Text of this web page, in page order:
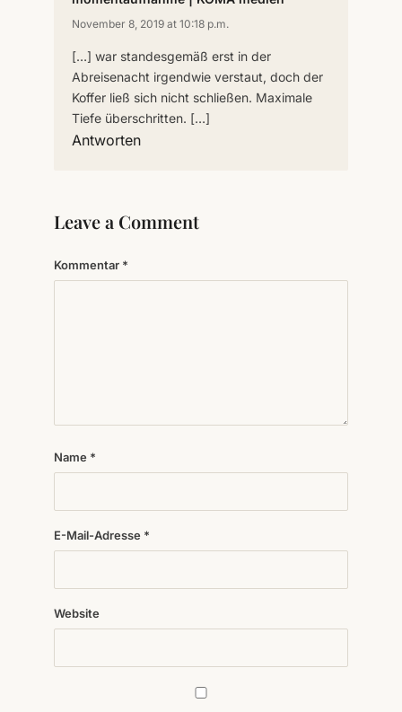
November 8, 2019 at 10:18 p.m.
[…] war standesgemäß erst in der
Abreisenacht irgendwie verstaut, doch der
Koffer ließ sich nicht schließen. Maximale
Tiefe überschritten. […]
Antworten
Leave a Comment
Kommentar *
Name *
E-Mail-Adresse *
Website